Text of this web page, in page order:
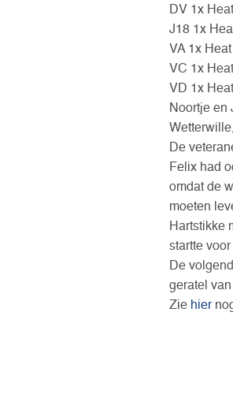
DV 1x
J18 1x
VA 1x
VC 1x
VD 1x
Noortje en
De
Felix had
omdat de
moeten
Hartstikke
startte voor
De
geratel
Zie hier